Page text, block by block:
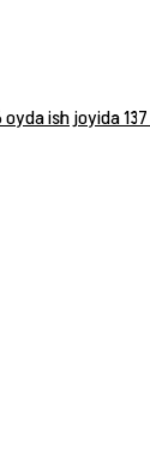
oyda ish joyida